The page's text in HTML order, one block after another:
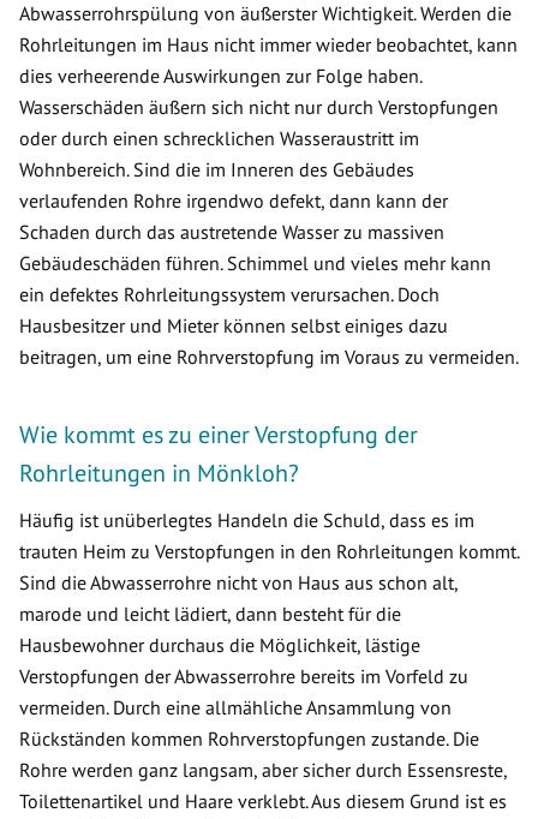
Abwasserrohrspülung von äußerster Wichtigkeit. Werden die
Rohrleitungen im Haus nicht immer wieder beobachtet, kann
dies verheerende Auswirkungen zur Folge haben.
Wasserschäden äußern sich nicht nur durch Verstopfungen
oder durch einen schrecklichen Wasseraustritt im
Wohnbereich. Sind die im Inneren des Gebäudes
verlaufenden Rohre irgendwo defekt, dann kann der
Schaden durch das austretende Wasser zu massiven
Gebäudeschäden führen. Schimmel und vieles mehr kann
ein defektes Rohrleitungssystem verursachen. Doch
Hausbesitzer und Mieter können selbst einiges dazu
beitragen, um eine Rohrverstopfung im Voraus zu vermeiden.
Wie kommt es zu einer Verstopfung der
Rohrleitungen in Mönkloh?
Häufig ist unüberlegtes Handeln die Schuld, dass es im
trauten Heim zu Verstopfungen in den Rohrleitungen kommt.
Sind die Abwasserrohre nicht von Haus aus schon alt,
marode und leicht lädiert, dann besteht für die
Hausbewohner durchaus die Möglichkeit, lästige
Verstopfungen der Abwasserrohre bereits im Vorfeld zu
vermeiden. Durch eine allmähliche Ansammlung von
Rückständen kommen Rohrverstopfungen zustande. Die
Rohre werden ganz langsam, aber sicher durch Essensreste,
Toilettenartikel und Haare verklebt. Aus diesem Grund ist es